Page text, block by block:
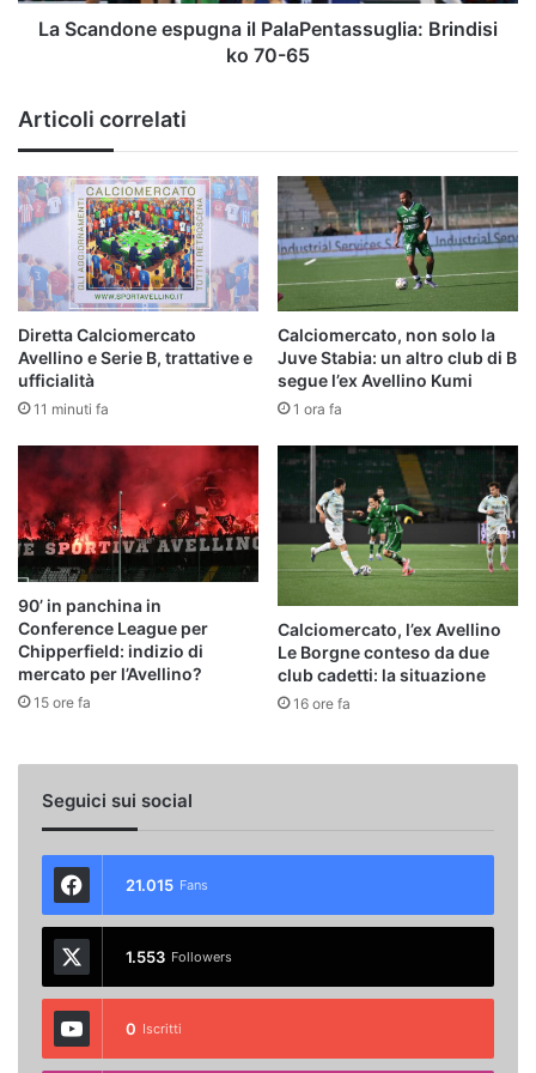
La Scandone espugna il PalaPentassuglia: Brindisi
ko 70-65
Articoli correlati
Diretta Calciomercato
Avellino e Serie B, trattative e
ufficialità
11 minuti fa
Calciomercato, non solo la
Juve Stabia: un altro club di B
segue l’ex Avellino Kumi
1 ora fa
90’ in panchina in
Conference League per
Chipperfield: indizio di
mercato per l’Avellino?
15 ore fa
Calciomercato, l’ex Avellino
Le Borgne conteso da due
club cadetti: la situazione
16 ore fa
Seguici sui social
21.015 Fans
1.553 Followers
0 Iscritti